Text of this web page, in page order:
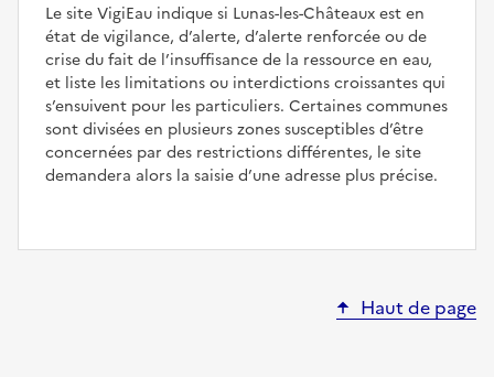
Le site VigiEau indique si Lunas-les-Châteaux est en
état de vigilance, d’alerte, d’alerte renforcée ou de
crise du fait de l’insuffisance de la ressource en eau,
et liste les limitations ou interdictions croissantes qui
s’ensuivent pour les particuliers. Certaines communes
sont divisées en plusieurs zones susceptibles d’être
concernées par des restrictions différentes, le site
demandera alors la saisie d’une adresse plus précise.
Haut de page